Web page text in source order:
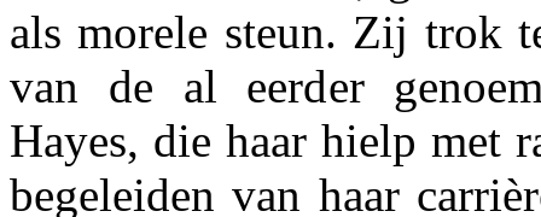
als morele steun. Zij trok
van de al eerder
Hayes, die haar hielp met
begeleiden van haar